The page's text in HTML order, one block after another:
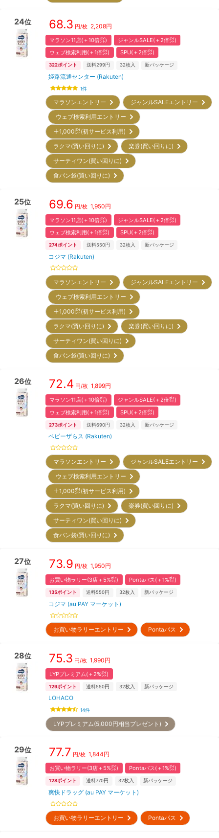
24位 68.3 円/枚 2,208円
マラソン11店(＋10倍㌽)
ジャンルSALE(＋2倍㌽)
ウェブ検索利用(＋1倍㌽)
SPU(＋2倍㌽)
322ポイント 送料299円 32枚入 新パッケージ
姫路流通センター (Rakuten)
1件
マラソンエントリー
ジャンルSALEエントリー
ウェブ検索利用エントリー
＋1,000㌽(初サービス利用)
ラクマ(買い回りに)
楽券(買い回りに)
サーティワン(買い回りに)
食パン袋(買い回りに)
25位 69.6 円/枚 1,950円
マラソン11店(＋10倍㌽)
ジャンルSALE(＋2倍㌽)
ウェブ検索利用(＋1倍㌽)
SPU(＋2倍㌽)
274ポイント 送料550円 32枚入 新パッケージ
コジマ (Rakuten)
マラソンエントリー
ジャンルSALEエントリー
ウェブ検索利用エントリー
＋1,000㌽(初サービス利用)
ラクマ(買い回りに)
楽券(買い回りに)
サーティワン(買い回りに)
食パン袋(買い回りに)
26位 72.4 円/枚 1,899円
マラソン11店(＋10倍㌽)
ジャンルSALE(＋2倍㌽)
ウェブ検索利用(＋1倍㌽)
SPU(＋2倍㌽)
273ポイント 送料690円 32枚入 新パッケージ
ベビーザらス (Rakuten)
マラソンエントリー
ジャンルSALEエントリー
ウェブ検索利用エントリー
＋1,000㌽(初サービス利用)
ラクマ(買い回りに)
楽券(買い回りに)
サーティワン(買い回りに)
食パン袋(買い回りに)
27位 73.9 円/枚 1,950円
お買い物ラリー(3店＋5%㌽) Pontaパス(＋1%㌽)
135ポイント 送料550円 32枚入 新パッケージ
コジマ (au PAY マーケット)
お買い物ラリーエントリー Pontaパス
28位 75.3 円/枚 1,990円
LYPプレミアム(＋2%㌽)
129ポイント 送料550円 32枚入 新パッケージ
LOHACO
14件
LYPプレミアム(5,000円相当プレゼント)
29位 77.7 円/枚 1,844円
お買い物ラリー(3店＋5%㌽) Pontaパス(＋1%㌽)
128ポイント 送料770円 32枚入 新パッケージ
爽快ドラッグ (au PAY マーケット)
お買い物ラリーエントリー Pontaパス